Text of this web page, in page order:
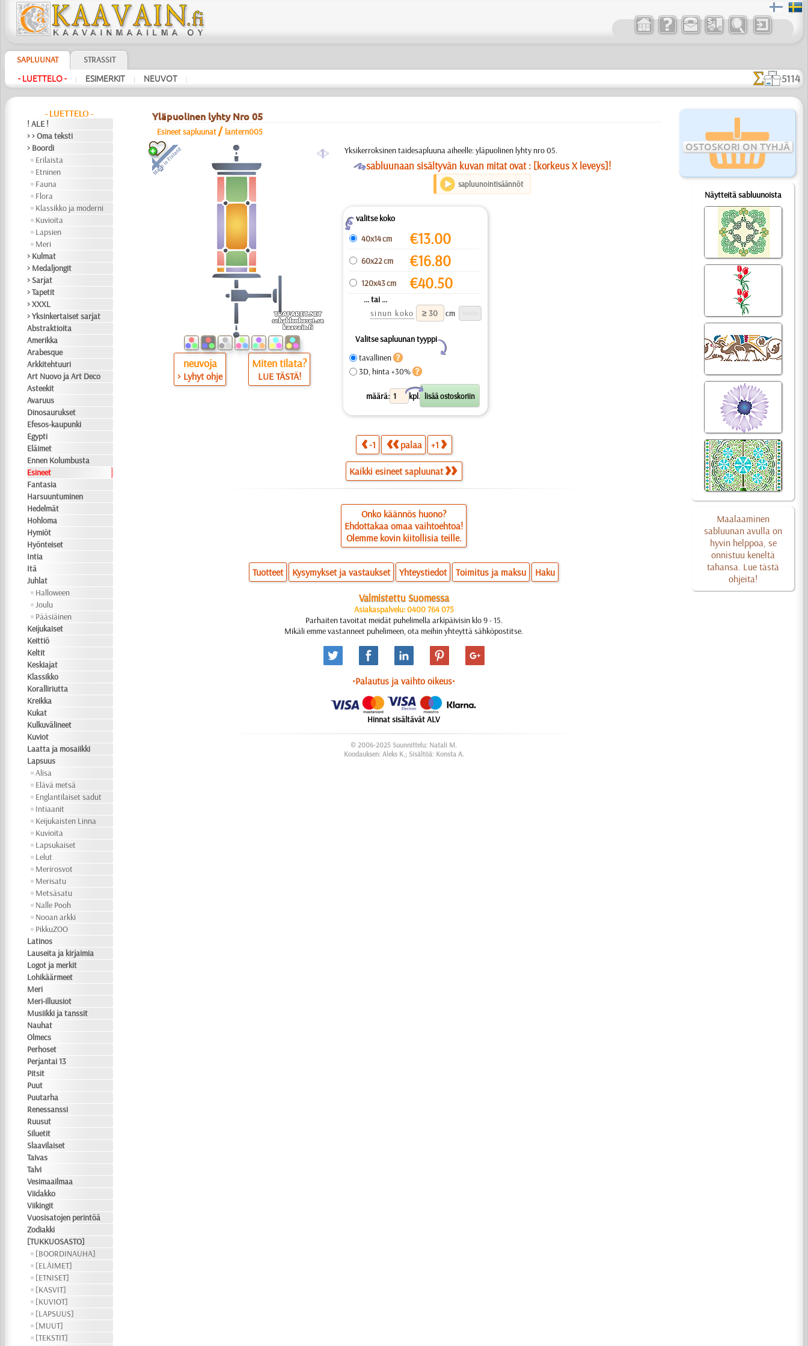
SAPLUUNAT STRASSIT
- LUETTELO - | ESIMERKIT | NEUVOT | 5114
- LUETTELO -
! ALE !
> > Oma teksti
> Boordi
Erilaista
Etninen
Fauna
Flora
Klassikko ja moderni
Kuvioita
Lapsien
Meri
> Kulmat
> Medaljongit
> Sarjat
> Tapetit
> XXXL
> Yksinkertaiset sarjat
Abstraktioita
Amerikka
Arabesque
Arkkitehtuuri
Art Nuovo ja Art Deco
Asteekit
Avaruus
Dinosaurukset
Efesos-kaupunki
Egypti
Eläimet
Ennen Kolumbusta
Esineet
Fantasia
Harsuuntuminen
Hedelmät
Hohloma
Hymiöt
Hyönteiset
Intia
Itä
Juhlat
Halloween
Joulu
Pääsiäinen
Keijukaiset
Keittiö
Keltit
Keskiajat
Klassikko
Koralliriutta
Kreikka
Kukat
Kulkuvälineet
Kuviot
Laatta ja mosaiikki
Lapsuus
Alisa
Elävä metsä
Englantilaiset sadut
Intiaanit
Keijukaisten Linna
Kuvioita
Lapsukaiset
Lelut
Merirosvot
Merisatu
Metsäsatu
Nalle Pooh
Nooan arkki
PikkuZOO
Latinos
Lauseita ja kirjaimia
Logot ja merkit
Lohikäärmeet
Meri
Meri-illuusiot
Musiikki ja tanssit
Nauhat
Olmecs
Perhoset
Perjantai 13
Pitsit
Puut
Puutarha
Renessanssi
Ruusut
Siluetit
Slaavilaiset
Taivas
Talvi
Vesimaailmaa
Viidakko
Viikingit
Vuosisatojen perintöä
Zodiakki
[TUKKUOSASTO]
[BOORDINAUHA]
[ELÄIMET]
[ETNISET]
[KASVIT]
[KUVIOT]
[LAPSUUS]
[MUUT]
[TEKSTIT]
OSTOSKORI ON TYHJÄ
Näytteitä sabluunoista
Maalaaminen
sabluunan avulla on
hyvin helppoa, se
onnistuu keneltä
tahansa. Lue tästä
ohjeita!
Yläpuolinen lyhty Nro 05
Esineet sapluunat / lantern005
a
neuvoja
> Lyhyt ohje
Miten tilata?
LUE TÄSTÄ!
Yksikerroksinen taidesapluuna aiheelle: yläpuolinen lyhty nro 05.
Osabluunaan sisältyvän kuvan mitat ovat : [korkeus X leveys]!
sapluunointisäännöt
Zvalitse koko
40x14 cm
€13.00
60x22 cm €16.80
120x43 cm €40.50
... tai ...
sinun koko
cm
Valitse sapluunan tyyppi
Y
tavallinen
3D, hinta +30%
määrä: kpl.
X
-1 palaa +1
Kaikki esineet sapluunat
Onko käännös huono?
Ehdottakaa omaa vaihtoehtoa!
Olemme kovin kiitollisia teille.
Tuotteet Kysymykset ja vastaukset Yhteystiedot Toimitus ja maksu Haku
Valmistettu Suomessa
Asiakaspalvelu: 0400 764 075
Parhaiten tavoitat meidät puhelimella arkipäivisin klo 9 - 15.
Mikäli emme vastanneet puhelimeen, ota meihin yhteyttä sähköpostitse.
•Palautus ja vaihto oikeus•
Hinnat sisältävät ALV
© 2006-2025 Suunnittelu: Natali M.
Koodauksen: Aleks K.; Sisältöä: Konsta A.